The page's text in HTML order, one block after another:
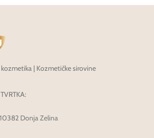
| Kozmetičke sirovine
Donja Zelina